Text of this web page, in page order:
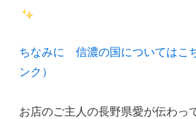
ちなみに 信濃の国についてはこ
ンク）
お店のご主人の長野県愛が伝わ